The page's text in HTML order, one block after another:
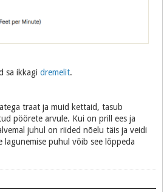
sa ikkagidremelit.
traat ja muid kettaid, tasub
pöörete arvule. Kui on prill ees ja
juhul on riided nõelu täis ja veidi
puhul võib see lõppeda